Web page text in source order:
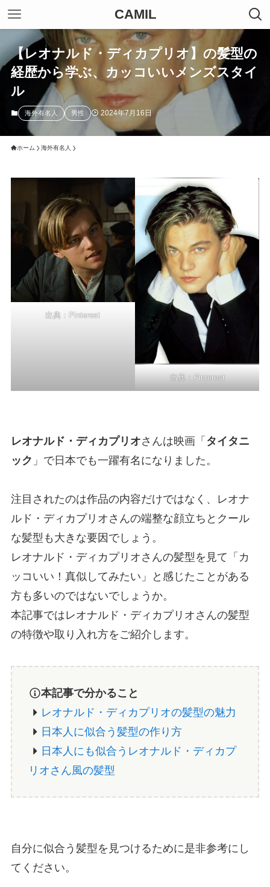
CAMIL
【レオナルド・ディカプリオ】の髪型の
経歴から学ぶ、カッコいいメンズスタイ
ル
海外有名人 男性 2024年7月16日
ホーム 海外有名人
出典： Pinterest
出典： Pinterest
レオナルド・ディカプリオさんは映画「 タイタニ
ック 」で日本でも一躍有名になりました。
注目されたのは作品の内容だけではなく、レオナ
ルド・ディカプリオさんの端整な顔立ちとクール
な髪型も大きな要因でしょう。
レオナルド・ディカプリオさんの髪型を見て「カ
ッコいい！真似してみたい」と感じたことがある
方も多いのではないでしょうか。
本記事ではレオナルド・ディカプリオさんの髪型
の特徴や取り入れ方をご紹介します。
本記事で分かること
レオナルド・ディカプリオの髪型の魅力
日本人に似合う髪型の作り方
日本人にも似合うレオナルド・ディカプ
リオさん風の髪型
自分に似合う髪型を見つけるために是非参考にし
てください。